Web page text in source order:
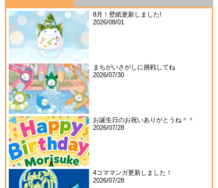
8月！壁紙更新しました!
2026/08/01
まちがいさがしに挑戦してね
2026/07/30
お誕生日のお祝いありがとうね＾＾
2026/07/28
4コママンガ更新しました！
2026/07/28